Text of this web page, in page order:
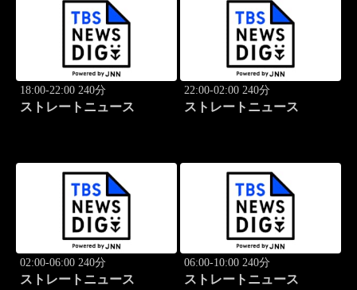
18:00-22:00 240分
ストレートニュース
22:00-02:00 240分
ストレートニュース
02:00-06:00 240分
ストレートニュース
06:00-10:00 240分
ストレートニュース